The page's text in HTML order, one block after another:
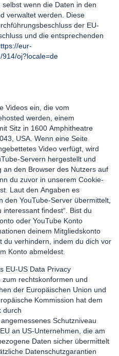
wenn die Daten in den
verwaltet werden. Diese
der EU-
und die entsprechenden
eur-
914/oj?locale=de
Videos ein, die vom
werden, einem
Sitz in 1600 Amphitheatre
USA. Wenn eine Seite
Video verfügt, wird
Servern hergestellt und
den Browser des Nutzers auf
du zuvor in unserem Cookie-
Laut den Angaben es
den YouTube-Server übermittelt,
interessant findest“. Bist du
oder YouTube Konto
deinem Mitgliedskonto
du verhindern, indem du dich vor
Konto abmeldest.
EU-US Data Privacy
rechtskonformen und
der Europäischen Union und
Kommission hat dem
durch
Schutzniveau
an US-Unternehmen, die am
Daten sicher übermittelt
Datenschutzgarantien